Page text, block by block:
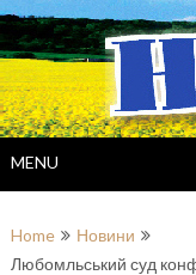
Skip
to
content
MENU
Home
Новини
Любомльський суд